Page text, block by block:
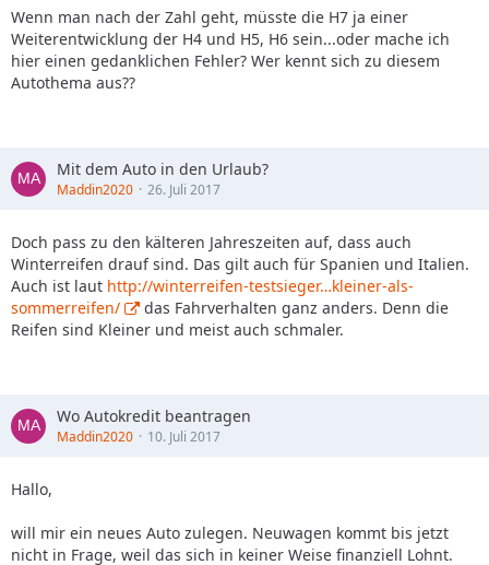
Wenn man nach der Zahl geht, müsste die H7 ja einer
Weiterentwicklung der H4 und H5, H6 sein...oder mache ich
hier einen gedanklichen Fehler? Wer kennt sich zu diesem
Autothema aus??
Mit dem Auto in den Urlaub?
Maddin2020 26. Juli 2017
Doch pass zu den kälteren Jahreszeiten auf, dass auch
Winterreifen drauf sind. Das gilt auch für Spanien und Italien.
Auch ist laut http://winterreifen-testsieger…kleiner-als-
sommerreifen/
das Fahrverhalten ganz anders. Denn die
Reifen sind Kleiner und meist auch schmaler.
Wo Autokredit beantragen
Maddin2020 10. Juli 2017
Hallo,
will mir ein neues Auto zulegen. Neuwagen kommt bis jetzt
nicht in Frage, weil das sich in keiner Weise finanziell Lohnt.